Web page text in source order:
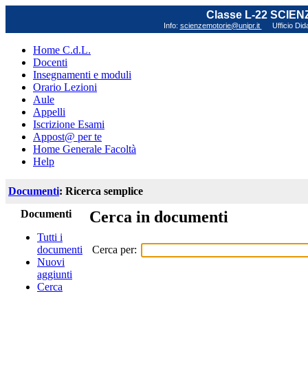
Classe L-22
Info: scienzemotorie@unipr.it Ufficio
Home C.d.L.
Docenti
Insegnamenti e moduli
Orario Lezioni
Aule
Appelli
Iscrizione Esami
Appost@ per te
Home Generale Facoltà
Help
Documenti: Ricerca semplice
Documenti
Tutti i
documenti
Nuovi
aggiunti
Cerca
Cerca in documenti
Cerca per: